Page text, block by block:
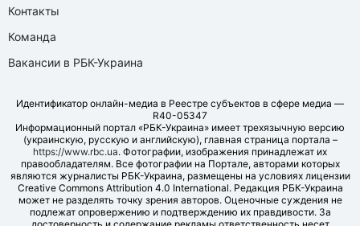
Контакты
Команда
Вакансии в РБК-Украина
Идентификатор онлайн-медиа в Реестре субъектов в сфере медиа —
R40-05347
Информационный портал «РБК-Украина» имеет трехязычную версию
(украинскую, русскую и английскую), главная страница портала –
https://www.rbc.ua. Фотографии, изображения принадлежат их
правообладателям. Все фотографии на Портале, авторами которых
являются журналисты РБК-Украина, размещены на условиях лицензии
Creative Commons Attribution 4.0 International. Редакция РБК-Украина
может не разделять точку зрения авторов. Оценочные суждения не
подлежат опровержению и подтверждению их правдивости. За